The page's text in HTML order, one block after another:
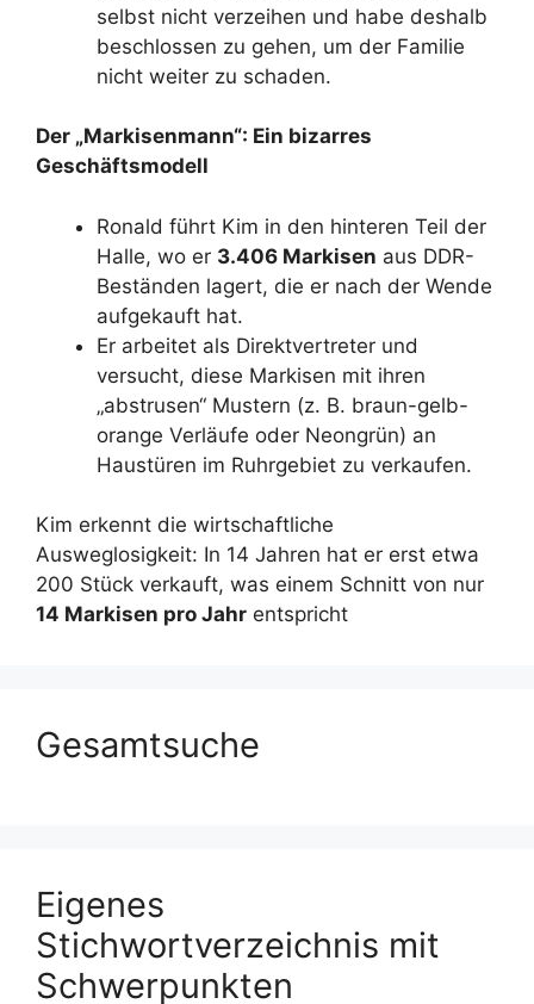
selbst nicht verzeihen und habe deshalb
beschlossen zu gehen, um der Familie
nicht weiter zu schaden.
Der „Markisenmann“: Ein bizarres
Geschäftsmodell
Ronald führt Kim in den hinteren Teil der
Halle, wo er 3.406 Markisen aus DDR-
Beständen lagert, die er nach der Wende
aufgekauft hat.
Er arbeitet als Direktvertreter und
versucht, diese Markisen mit ihren
„abstrusen“ Mustern (z. B. braun-gelb-
orange Verläufe oder Neongrün) an
Haustüren im Ruhrgebiet zu verkaufen.
Kim erkennt die wirtschaftliche
Ausweglosigkeit: In 14 Jahren hat er erst etwa
200 Stück verkauft, was einem Schnitt von nur
14 Markisen pro Jahr entspricht
Gesamtsuche
Eigenes
Stichwortverzeichnis mit
Schwerpunkten